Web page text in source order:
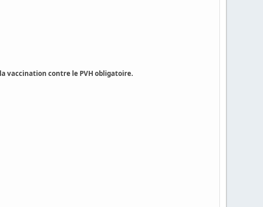
vaccination contre le PVH obligatoire.